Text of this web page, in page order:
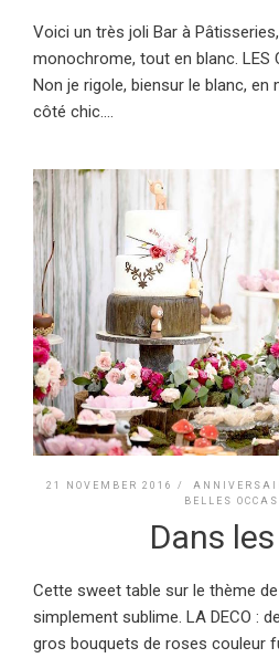
Voici un très joli Bar à
monochrome, tout en blanc. LES
Non je rigole, biensur le blanc,
côté chic....
21 NOVEMBER 2016 /
BELLES
Dans
Cette sweet table sur le thème
simplement sublime. LA DECO :
gros bouquets de roses couleur